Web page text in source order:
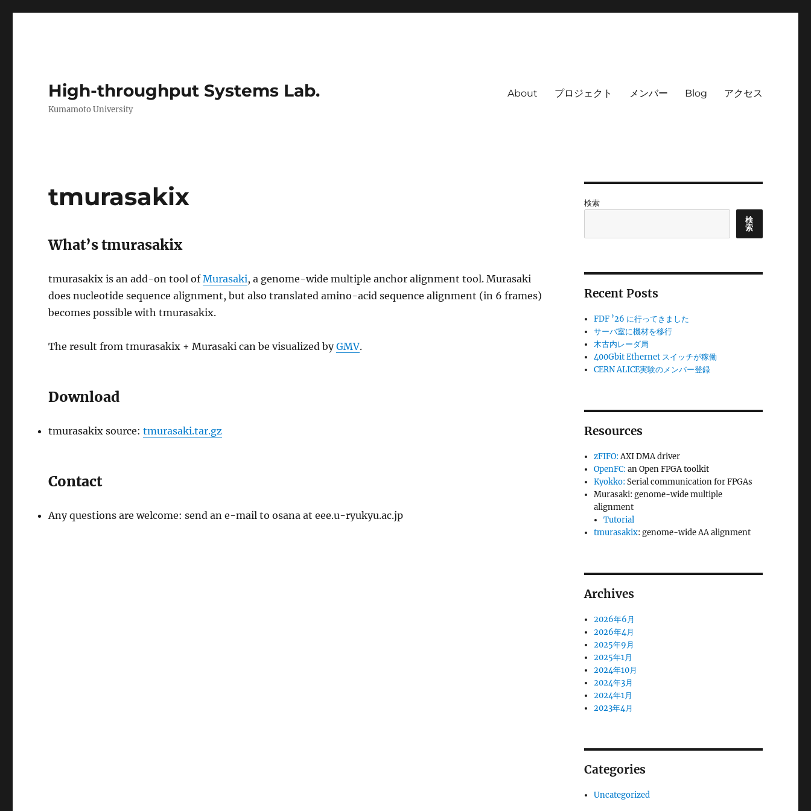
High-throughput Systems Lab.
Kumamoto University
About プロジェクト メンバー Blog アクセス
tmurasakix
What’s tmurasakix
tmurasakix is an add-on tool ofMurasaki, a genome-wide multiple anchor alignment tool. Murasaki
does nucleotide sequence alignment, but also translated amino-acid sequence alignment (in 6 frames)
becomes possible with tmurasakix.
The result from tmurasakix + Murasaki can be visualized byGMV.
Download
tmurasakix source:tmurasaki.tar.gz
Contact
Any questions are welcome: send an e-mail to osana at eee.u-ryukyu.ac.jp
検索
検
索
Recent Posts
FDF ’26 に行ってきました
サーバ室に機材を移行
木古内レーダ局
400Gbit Ethernet スイッチが稼働
CERN ALICE実験のメンバー登録
Resources
zFIFO:AXI DMA driver
OpenFC: an Open FPGA toolkit
Kyokko: Serial communication for FPGAs
Murasaki: genome-wide multiple
alignment
Tutorial
tmurasakix: genome-wide AA alignment
Archives
2026年6月
2026年4月
2025年9月
2025年1月
2024年10月
2024年3月
2024年1月
2023年4月
Categories
Uncategorized